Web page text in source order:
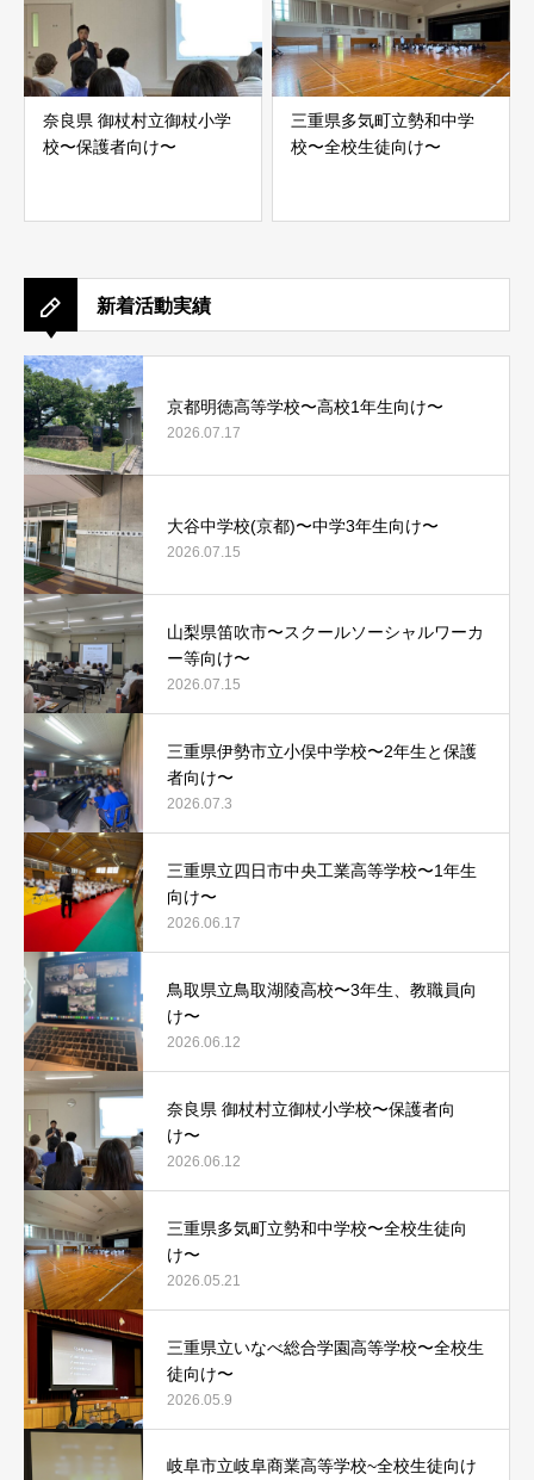
奈良県 御杖村立御杖小学
校〜保護者向け〜
三重県多気町立勢和中学
校〜全校生徒向け〜
新着活動実績
京都明徳高等学校〜高校1年生向け〜
2026.07.17
大谷中学校(京都)〜中学3年生向け〜
2026.07.15
山梨県笛吹市〜スクールソーシャルワーカ
ー等向け〜
2026.07.15
三重県伊勢市立小俣中学校〜2年生と保護
者向け〜
2026.07.3
三重県立四日市中央工業高等学校〜1年生
向け〜
2026.06.17
鳥取県立鳥取湖陵高校〜3年生、教職員向
け〜
2026.06.12
奈良県 御杖村立御杖小学校〜保護者向
け〜
2026.06.12
三重県多気町立勢和中学校〜全校生徒向
け〜
2026.05.21
三重県立いなべ総合学園高等学校〜全校生
徒向け〜
2026.05.9
岐阜市立岐阜商業高等学校~全校生徒向け